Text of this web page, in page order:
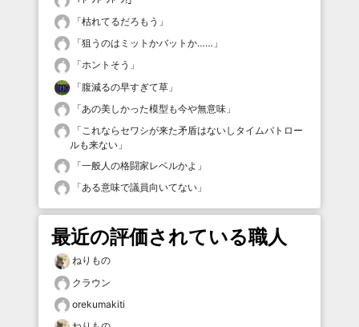
「枯れてるだろもう 」
「狙うのはミットかバットか…… 」
「ホントそう 」
「腹減るの早すぎて草 」
「あの美しかった模型も今や無意味 」
「 これならセワシが来た矛盾はないしタイムパトロー
ルも来ない 」
「一般人の格闘家レベルかよ 」
「ある意味で議員向いてない 」
最近の評価されている職人
ねりもの
クラウン
orekumakiti